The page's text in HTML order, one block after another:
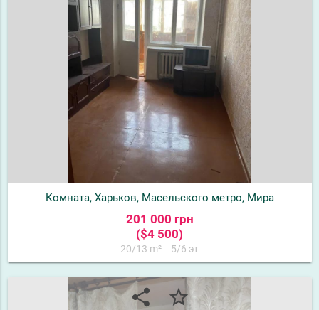
Комната, Харьков, Масельского метро, Мира
201 000 грн
($4 500)
20/13 m² 5/6 эт
share star_border